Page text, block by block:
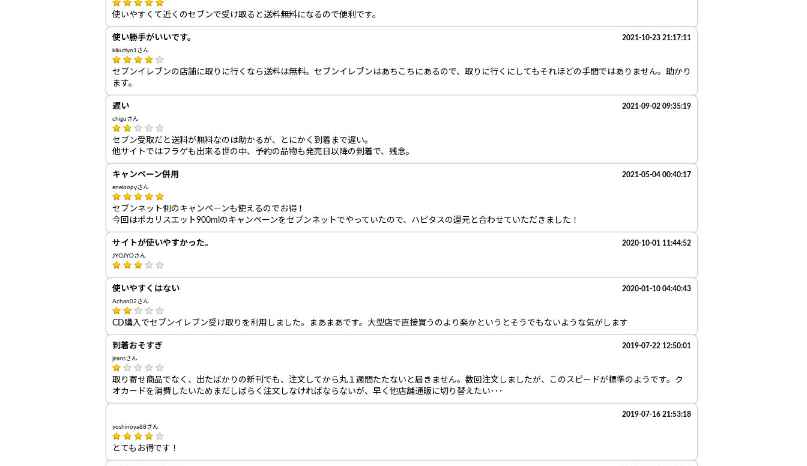
使いやすくて近くのセブンで受け取ると送料無料になるので便利です。
使い勝手がいいです。 2021-10-23 21:17:11
kikutiyo1さん
セブンイレブンの店舗に取りに行くなら送料は無料。セブンイレブンはあちこちにあるので、取りに行くにしてもそれほどの手間ではありません。助かり
ます。
遅い 2021-09-02 09:35:19
chiguさん
セブン受取だと送料が無料なのは助かるが、とにかく到着まで遅い。
他サイトではフラゲも出来る世の中、予約の品物も発売日以降の到着で、残念。
キャンペーン併用 2021-05-04 00:40:17
eneloopyさん
セブンネット側のキャンペーンも使えるのでお得！
今回はポカリスエット900mlのキャンペーンをセブンネットでやっていたので、ハピタスの還元と合わせていただきました！
サイトが使いやすかった。 2020-10-01 11:44:52
JYOJYOさん
使いやすくはない 2020-01-10 04:40:43
Achan02さん
CD購入でセブンイレブン受け取りを利用しました。まあまあです。大型店で直接買うのより楽かというとそうでもないような気がします
到着おそすぎ 2019-07-22 12:50:01
jeansさん
取り寄せ商品でなく、出たばかりの新刊でも、注文してから丸１週間たたないと届きません。数回注文しましたが、このスピードが標準のようです。ク
オカードを消費したいためまだしばらく注文しなければならないが、早く他店舗通販に切り替えたい･･･
2019-07-16 21:53:18
yoshinoya88さん
とてもお得です！